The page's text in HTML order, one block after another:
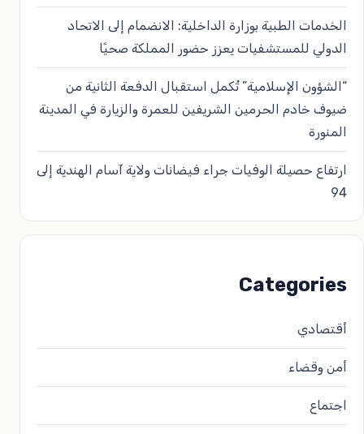
الخدمات الطبية بوزارة الداخلية: الانضمام إلى الاتحاد
الدولي للمستشفيات يعزز حضور المملكة صحيًا
“الشؤون الإسلامية” تُكمل استقبال الدفعة الثانية من
ضيوف خادم الحرمين الشريفين للعمرة والزيارة في المدينة
المنورة
ارتفاع حصيلة الوفيات جراء فيضانات ولاية آسام الهندية إلى
94
Categories
أقتصادي
أمن وقضاء
اجتماع